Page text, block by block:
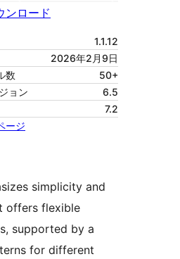
ンロード
1.1.12
2026年2月9日
数
50+
ョン
6.5
7.2
ージ
simplicity and
offers flexible
supported by a
for different